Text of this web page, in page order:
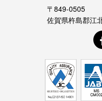
〒849-0505
佐賀県杵島郡江